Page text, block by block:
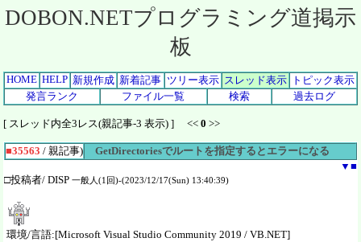
DOBON.NETプログラミング道掲示
板
HOME HELP 新規作成 新着記事 ツリー表示 スレッド表示
トピック表示
発言ランク
ファイル一覧 検索 過去ログ
[ スレッド内全3レス(親記事-3 表示) ] << 0 >>
■35563 / 親記事)
GetDirectoriesでルートを指定するとエラーになる
▼ ■
□投稿者/ DISP 一般人(1回)-(2023/12/17(Sun) 13:40:39)
環境/言語:[Microsoft Visual Studio Community 2019 / VB.NET]